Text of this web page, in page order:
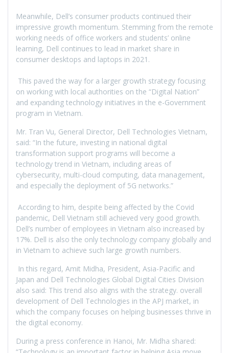
Meanwhile, Dell’s consumer products continued their
impressive growth momentum. Stemming from the remote
working needs of office workers and students’ online
learning, Dell continues to lead in market share in
consumer desktops and laptops in 2021.
This paved the way for a larger growth strategy focusing
on working with local authorities on the “Digital Nation”
and expanding technology initiatives in the e-Government
program in Vietnam.
Mr. Tran Vu, General Director, Dell Technologies Vietnam,
said: “In the future, investing in national digital
transformation support programs will become a
technology trend in Vietnam, including areas of
cybersecurity, multi-cloud computing, data management,
and especially the deployment of 5G networks.”
According to him, despite being affected by the Covid
pandemic, Dell Vietnam still achieved very good growth.
Dell’s number of employees in Vietnam also increased by
17%. Dell is also the only technology company globally and
in Vietnam to achieve such large growth numbers.
In this regard, Amit Midha, President, Asia-Pacific and
Japan and Dell Technologies Global Digital Cities Division
also said: This trend also aligns with the strategy. overall
development of Dell Technologies in the APJ market, in
which the company focuses on helping businesses thrive in
the digital economy.
During a press conference in Hanoi, Mr. Midha shared: